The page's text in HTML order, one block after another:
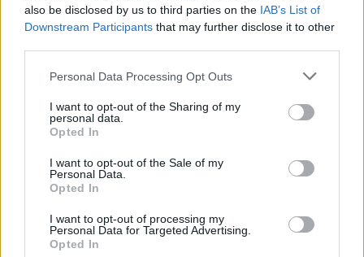
also be disclosed by us to third parties on the IAB’s List of
Downstream Participants that may further disclose it to other
Please note that this website/app uses one or more Google
not limited to your visit or usage behaviour. You may click to
grant or deny consent to Google and its third-party tags to
use your data for below specified purposes in below Google
consent section.
Personal Data Processing Opt Outs
I want to opt-out of the Sharing of my
personal data.
Opted In
I want to opt-out of the Sale of my
Personal Data.
Opted In
I want to opt-out of processing my
Personal Data for Targeted Advertising.
Opted In
Előző cikk
Már 2026-ban bemutatkozhat
a MotoGP-ben a Rossi és
Marc Márquez rekordját is
megdöntő Alonso?
Következő cikk
„Másik ligában játszik, mintha
versenyzője méltatta Rossi
csapatát